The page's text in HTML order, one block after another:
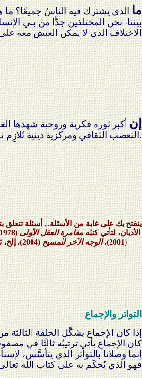
ماالذي يشترك فيه الناسُ جميعًا؟ ما
بيننا، نحن المختلفين جدًّا من بني
الاختلاف الذي لا يمكن العيش معه
إنأكبر ثورة فكرية وروحية شهدها
التعصب الثقافي ومركزية دينية تُلازِم نظرةً إلى العالم استعماريةً لا تزال ماثلة في إيديولوجيات سياسية يمينية أو يسارية.
ينفتح بك على غابة من الأسئلة... أسئلة
الأديان، لتأتي كتبُهمغامرة العقل الأولى(1978)،
(2001)،
الوجه الآخر للمسيح(2004)، إلخ، ثمارًا لهذا المشروع، ولتطرح اسمَه كباحث عالميٍّ يتصف بالموضوعية والحياد، غدت مؤلفاتُه المؤسِّس الأساسي لتفكير أجيال أتت بعده.
التواتر والإجماع
إذا كان الإجماع يشكل الحلقة الثالثة
كان الإجماع يأتي ترتيبُه ثالثًا في
إنما وصلانا بالتواتر الذي يتأسَّس،
فهو الذي يُحكَم به على كتاب الله